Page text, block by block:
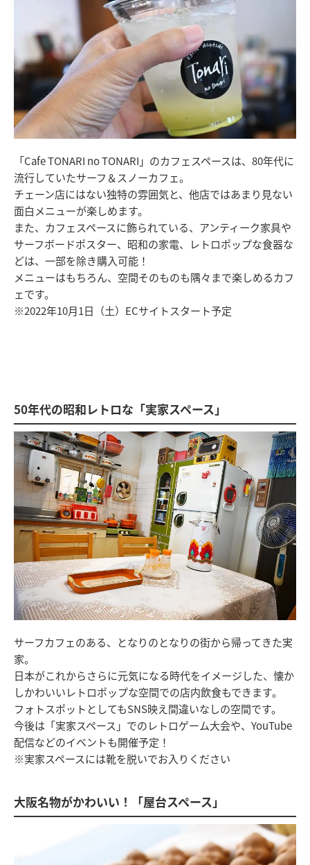
「Cafe TONARI no TONARI」のカフェスペースは、80年代に
流行していたサーフ＆スノーカフェ。
チェーン店にはない独特の雰囲気と、他店ではあまり見ない
面白メニューが楽しめます。
また、カフェスペースに飾られている、アンティーク家具や
サーフボードポスター、昭和の家電、レトロポップな食器な
どは、一部を除き購入可能！
メニューはもちろん、空間そのものも隅々まで楽しめるカフ
ェです。
※2022年10月1日（土）ECサイトスタート予定
50年代の昭和レトロな「実家スペース」
サーフカフェのある、となりのとなりの街から帰ってきた実
家。
日本がこれからさらに元気になる時代をイメージした、懐か
しかわいいレトロポップな空間での店内飲食もできます。
フォトスポットとしてもSNS映え間違いなしの空間です。
今後は「実家スペース」でのレトロゲーム大会や、YouTube
配信などのイベントも開催予定！
※実家スペースには靴を脱いでお入りください
大阪名物がかわいい！「屋台スペース」